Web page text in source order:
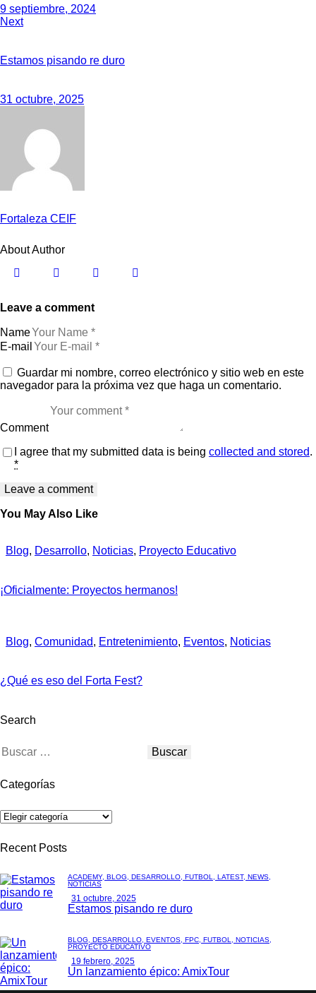
9 septiembre, 2024
Next
Estamos pisando re duro
31 octubre, 2025
Fortaleza CEIF
About Author
Leave a comment
Name
E-mail
Guardar mi nombre, correo electrónico y sitio web en este
navegador para la próxima vez que haga un comentario.
Comment
I agree that my submitted data is being collected and stored.
*
You May Also Like
Blog, Desarrollo, Noticias, Proyecto Educativo
¡Oficialmente: Proyectos hermanos!
Blog, Comunidad, Entretenimiento, Eventos, Noticias
¿Qué es eso del Forta Fest?
Search
Categorías
Recent Posts
ACADEMY, BLOG, DESARROLLO, FÚTBOL, LATEST, NEWS,
NOTICIAS
31 octubre, 2025
Estamos pisando re duro
BLOG, DESARROLLO, EVENTOS, FPC, FÚTBOL, NOTICIAS,
PROYECTO EDUCATIVO
19 febrero, 2025
Un lanzamiento épico: AmixTour